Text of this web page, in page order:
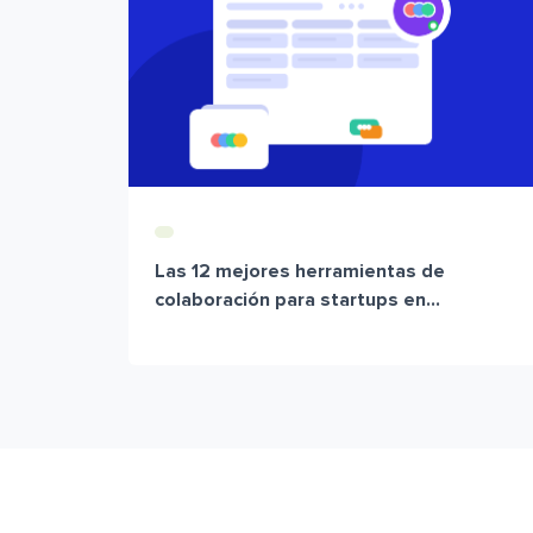
Las 12 mejores herramientas de
colaboración para startups en...